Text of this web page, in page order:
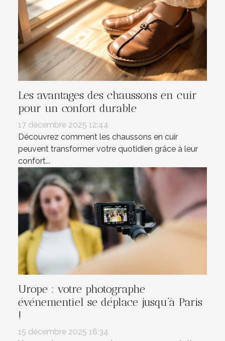
Les avantages des chaussons en cuir
pour un confort durable
17 décembre 2025 12:44
Découvrez comment les chaussons en cuir
peuvent transformer votre quotidien grâce à leur
confort...
Urope : votre photographe
événementiel se déplace jusqu’à Paris
!
15 décembre 2025 16:34